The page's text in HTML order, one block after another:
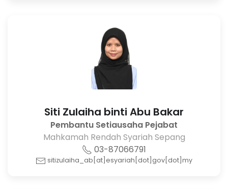
Siti Zulaiha binti Abu Bakar
Pembantu Setiausaha Pejabat
Mahkamah Rendah Syariah Sepang
03-87066791
sitizulaiha_ab[at]esyariah[dot]gov[dot]my